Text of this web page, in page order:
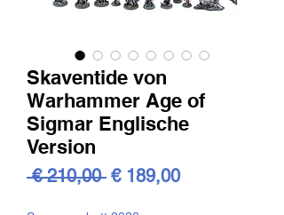
Skaventide von
Warhammer Age of
Sigmar Englische
Version
€ 210,00 Standardpreis
€ 189,00Sale-